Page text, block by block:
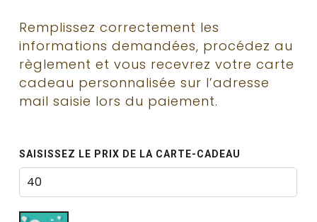
Remplissez correctement les
informations demandées, procédez au
règlement et vous recevrez votre carte
cadeau personnalisée sur l’adresse
mail saisie lors du paiement.
SAISISSEZ LE PRIX DE LA CARTE-CADEAU